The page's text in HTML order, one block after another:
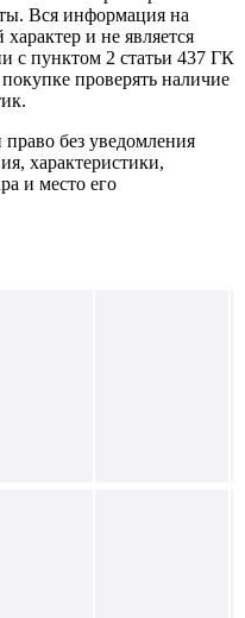
Вся информация на
и не является
с пунктом 2 статьи 437 ГК
проверять наличие
право без уведомления
характеристики,
и место его